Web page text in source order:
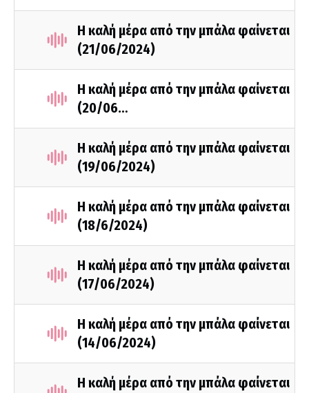
Η καλή μέρα από την μπάλα φαίνεται
(21/06/2024)
Η καλή μέρα από την μπάλα φαίνεται
(20/06…
Η καλή μέρα από την μπάλα φαίνεται
(19/06/2024)
Η καλή μέρα από την μπάλα φαίνεται
(18/6/2024)
Η καλή μέρα από την μπάλα φαίνεται
(17/06/2024)
Η καλή μέρα από την μπάλα φαίνεται
(14/06/2024)
Η καλή μέρα από την μπάλα φαίνεται